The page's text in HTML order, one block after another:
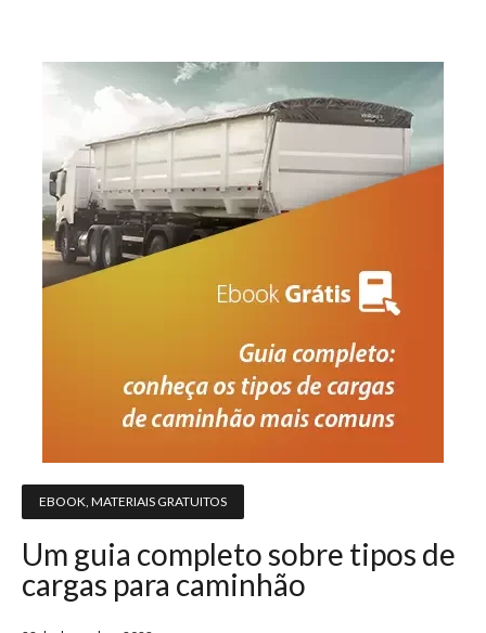
EBOOK, MATERIAIS GRATUITOS
Um guia completo sobre tipos de
cargas para caminhão